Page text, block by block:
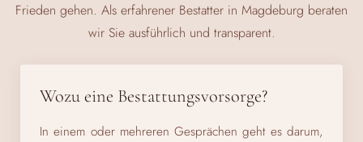
Frieden gehen. Als erfahrener Bestatter in Magdeburg beraten
wir Sie ausführlich und transparent.
Wozu eine Bestattungsvorsorge?
In einem oder mehreren Gesprächen geht es darum,